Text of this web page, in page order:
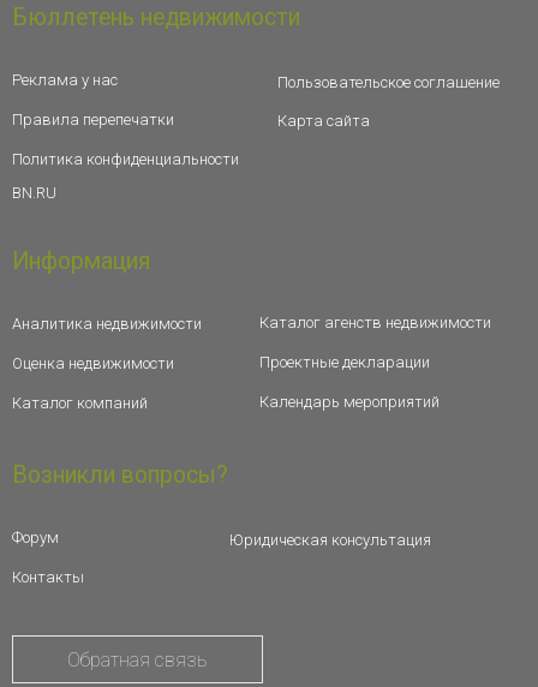
Бюллетень недвижимости
Реклама у нас
Правила перепечатки
Политика конфиденциальности
BN.RU
Пользовательское соглашение
Карта сайта
Информация
Аналитика недвижимости
Оценка недвижимости
Каталог компаний
Каталог агенств недвижимости
Проектные декларации
Календарь мероприятий
Возникли вопросы?
Форум
Контакты
Юридическая консультация
Обратная связь